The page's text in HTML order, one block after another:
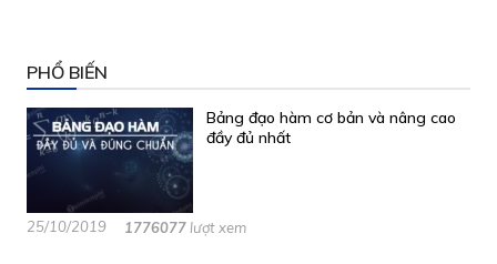
PHỔ BIẾN
Bảng đạo hàm cơ bản và nâng cao
đầy đủ nhất
25/10/2019 1776077 lượt xem